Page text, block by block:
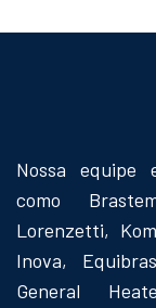
Nossa equipe
como
Lorenzetti,
Inova,
General